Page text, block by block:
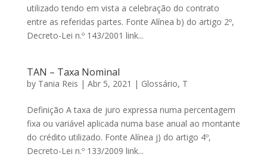
utilizado tendo em vista a celebração do contrato
entre as referidas partes. Fonte Alínea b) do artigo 2º,
Decreto-Lei n.º 143/2001 link...
TAN – Taxa Nominal
by Tania Reis | Abr 5, 2021 | Glossário, T
Definição A taxa de juro expressa numa percentagem
fixa ou variável aplicada numa base anual ao montante
do crédito utilizado. Fonte Alínea j) do artigo 4º,
Decreto-Lei n.º 133/2009 link...